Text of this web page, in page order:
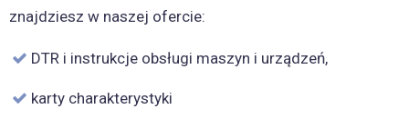
znajdziesz w naszej ofercie:
DTR i instrukcje obsługi maszyn i urządzeń,
karty charakterystyki